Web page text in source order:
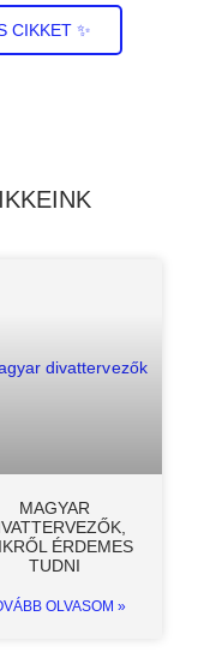
CIKKET ✨
MAGYAR
ÉRDEMES
TUDNI
OLVASOM »